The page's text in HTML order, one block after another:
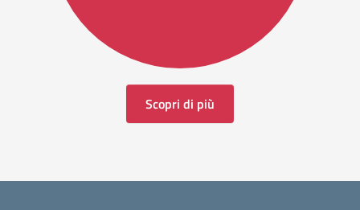
Scopri di più